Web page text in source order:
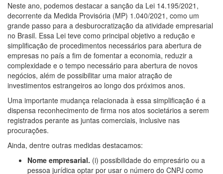
Neste ano, podemos destacar a sanção da Lei 14.195/2021,
decorrente da Medida Provisória (MP) 1.040/2021, como um
grande passo para a desburocratização da atividade empresarial
no Brasil. Essa Lei teve como principal objetivo a redução e
simplificação de procedimentos necessários para abertura de
empresas no país a fim de fomentar a economia, reduzir a
complexidade e o tempo necessário para abertura de novos
negócios, além de possibilitar uma maior atração de
investimentos estrangeiros ao longo dos próximos anos.
Uma importante mudança relacionada à essa simplificação é a
dispensa reconhecimento de firma nos atos societários a serem
registrados perante as juntas comerciais, inclusive nas
procurações.
Ainda, dentre outras medidas destacamos:
Nome empresarial. (i) possibilidade do empresário ou a
pessoa jurídica optar por usar o número do CNPJ como